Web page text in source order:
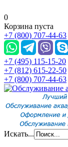
0
Корзина пуста
+7 (800) 707-44-63
+7 (495) 115-15-20
+7 (812) 615-22-50
+7 (800) 707-44-63
Искать...